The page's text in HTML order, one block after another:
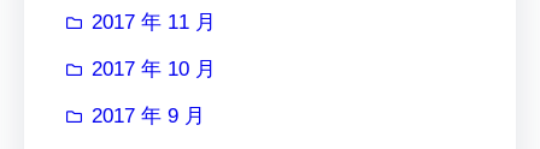
2017 年 11 月
2017 年 10 月
2017 年 9 月